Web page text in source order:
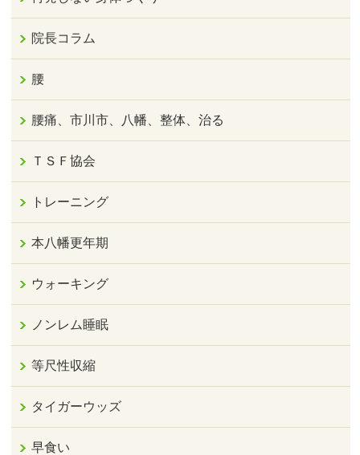
院長コラム
腰
腰痛、市川市、八幡、整体、治る
ＴＳＦ協会
トレーニング
本八幡更年期
ウォーキング
ノンレム睡眠
等尺性収縮
タイガーウッズ
早食い